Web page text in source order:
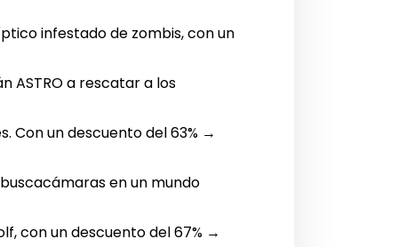
infestado de zombis, con un
ASTRO a rescatar a los
Con un descuento del 63% →
en un mundo
con un descuento del 67% →